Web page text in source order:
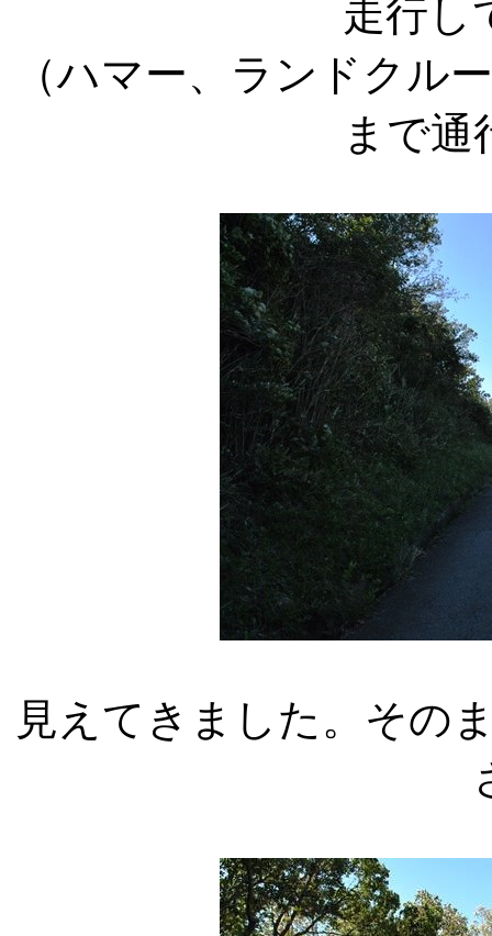
走行し
（ハマー、ランドクル
まで通
見えてきました。その